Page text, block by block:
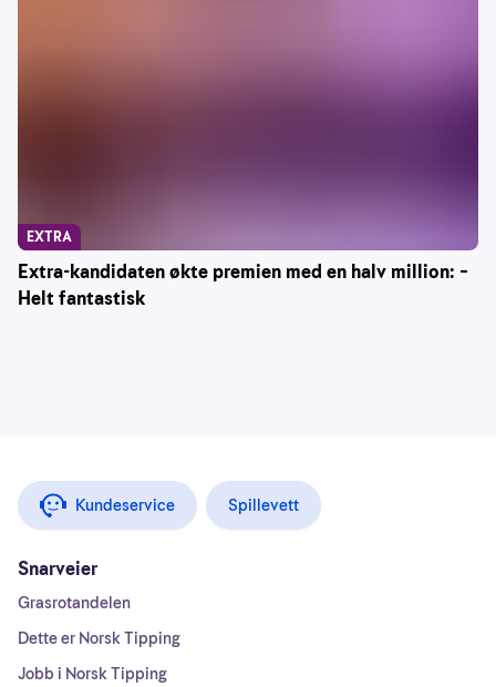
Extra-kandidaten økte premien med en halv million: –
Helt fantastisk
EXTRA
Kundeservice Spillevett
Snarveier
Grasrotandelen
Dette er Norsk Tipping
Jobb i Norsk Tipping